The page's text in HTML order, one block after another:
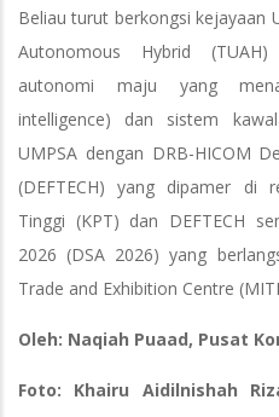
Beliau turut berkongsi kejayaan
Autonomous Hybrid
autonomi maju yang
intelligence) dan sistem
UMPSA dengan DRB-HICOM
(DEFTECH) yang dipamer di
Tinggi (KPT) dan DEFTECH
2026 (DSA 2026) yang
Trade and Exhibition Centre
Oleh: Naqiah Puaad, Pusat
Foto: Khairu Aidilnishah